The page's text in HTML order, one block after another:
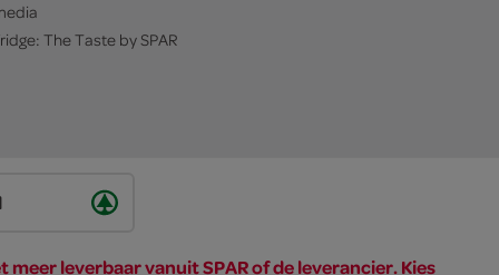
leverbaar vanuit SPAR of de leverancier. Kies
The Taste bySPAR